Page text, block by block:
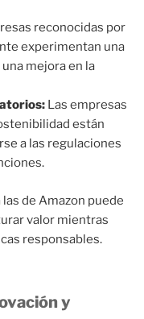
reconocidas por
experimentan una
mejora en la
Las empresas
están
a las regulaciones
de Amazon puede
valor mientras
responsables.
y